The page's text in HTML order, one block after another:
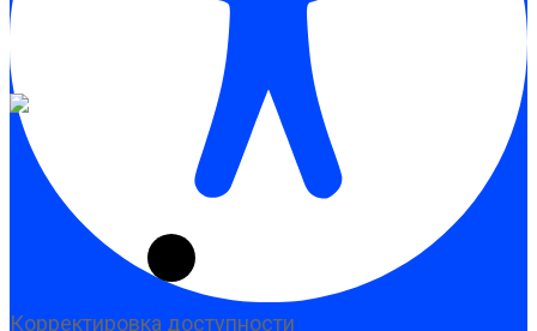
Корректировка доступности